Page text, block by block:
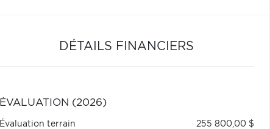
DÉTAILS FINANCIERS
ÉVALUATION (2026)
Évaluation terrain
255 800,00 $